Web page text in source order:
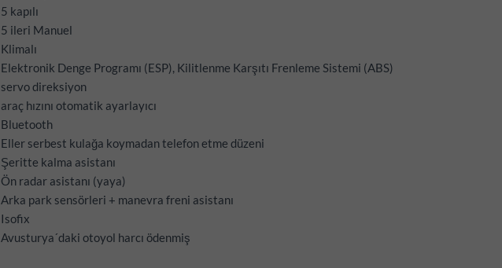
5 kapılı
5 ileri Manuel
Klimalı
Elektronik Denge Programı (ESP), Kilitlenme Karşıtı Frenleme Sistemi (ABS)
servo direksiyon
araç hızını otomatik ayarlayıcı
Bluetooth
Eller serbest kulağa koymadan telefon etme düzeni
Şeritte kalma asistanı
Ön radar asistanı (yaya)
Arka park sensörleri + manevra freni asistanı
Isofix
Avusturya´daki otoyol harcı ödenmiş